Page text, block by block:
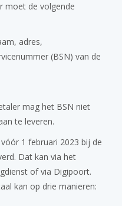
moet de volgende
adres,
(BSN) van de
mag het BSN niet
te leveren.
1 februari 2023 bij de
Dat kan via het
of via Digipoort.
kan op drie manieren: